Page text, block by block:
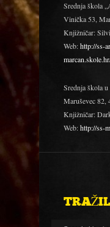
Srednja škola
Vinička 53,
Knjižničar:
Web:http://ss-
Srednja škola
Maruševec 82,
Knjižničar:
Web:http://ss-